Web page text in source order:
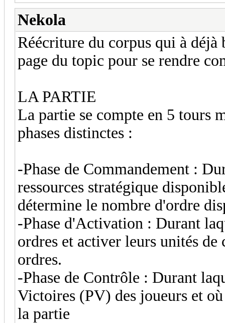
Nekola
Réécriture du corpus qui à
page du topic pour se rendre
LA PARTIE
La partie se compte en 5 tours
phases distinctes :
-Phase de Commandement :
ressources stratégique
détermine le nombre d'ordre
-Phase d'Activation : Durant
ordres et activer leurs unités
ordres.
-Phase de Contrôle : Durant
Victoires (PV) des joueurs et
la partie